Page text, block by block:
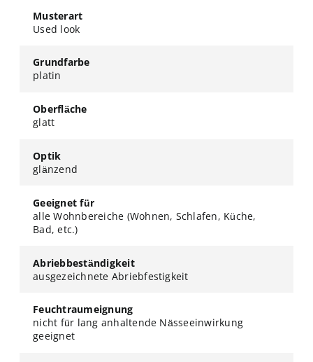
Musterart
Used look
Grundfarbe
platin
Oberfläche
glatt
Optik
glänzend
Geeignet für
alle Wohnbereiche (Wohnen, Schlafen, Küche,
Bad, etc.)
Abriebbeständigkeit
ausgezeichnete Abriebfestigkeit
Feuchtraumeignung
nicht für lang anhaltende Nässeeinwirkung
geeignet